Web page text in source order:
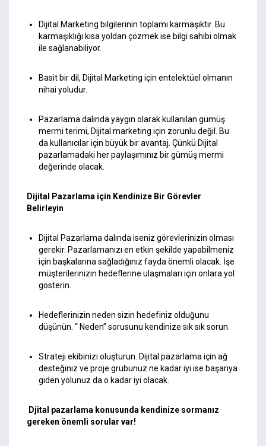
Dijital Marketing bilgilerinin toplamı karmaşıktır. Bu
karmaşıklığı kısa yoldan çözmek ise bilgi sahibi olmak
ile sağlanabiliyor.
Basit bir dil, Dijital Marketing için entelektüel olmanın
nihai yoludur.
Pazarlama dalında yaygın olarak kullanılan gümüş
mermi terimi, Dijital marketing için zorunlu değil. Bu
da kullanıcılar için büyük bir avantaj. Çünkü Dijital
pazarlamadaki her paylaşımınız bir gümüş mermi
değerinde olacak.
Dijital Pazarlama için Kendinize Bir Görevler
Belirleyin
Dijital Pazarlama dalında iseniz görevlerinizin olması
gerekir. Pazarlamanızı en etkin şekilde yapabilmeniz
için başkalarına sağladığınız fayda önemli olacak. İşe
müşterilerinizin hedeflerine ulaşmaları için onlara yol
gösterin.
Hedeflerinizin neden sizin hedefiniz olduğunu
düşünün. “ Neden” sorusunu kendinize sık sık sorun.
Strateji ekibinizi oluşturun. Dijital pazarlama için ağ
desteğiniz ve proje grubunuz ne kadar iyi ise başarıya
giden yolunuz da o kadar iyi olacak.
Djital pazarlama konusunda kendinize sormanız
gereken önemli sorular var!